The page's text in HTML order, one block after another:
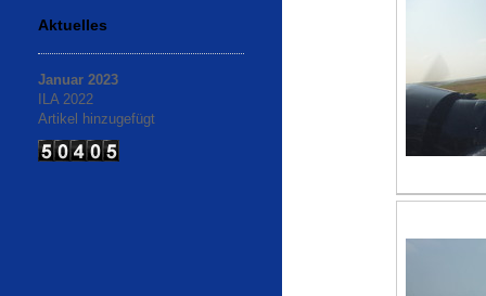
Aktuelles
Januar 2023
ILA 2022
Artikel hinzugefügt